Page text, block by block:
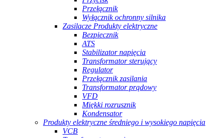
Przełącznik
Wyłącznik ochronny silnika
Zasilacze Produkty elektryczne
Bezpiecznik
ATS
Stabilizator napięcia
Transformator sterujący
Regulator
Przełącznik zasilania
Transformator prądowy
VFD
Miękki rozrusznik
Kondensator
Produkty elektryczne średniego i wysokiego napięcia
VCB